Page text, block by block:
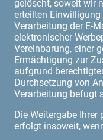
gelöscht, soweit wir
erteilten
Verarbeitung der E-
elektronischer
Vereinbarung, einer
Ermächtigung zur
aufgrund
Durchsetzung von
Verarbeitung befugt
Die Weitergabe Ihrer
erfolgt insoweit,